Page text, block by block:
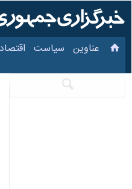
عناوین‌ سیاست اقتصاد